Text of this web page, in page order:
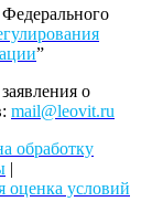
”
о
mail@leovit.ru
обработку
|
оценка условий